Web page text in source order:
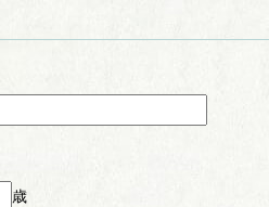
歳